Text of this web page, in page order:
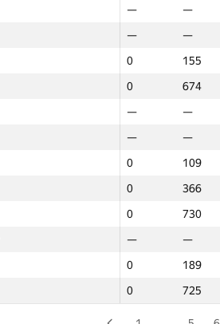
—
—
—
—
0
155
0
674
—
—
—
—
0
109
0
366
0
730
—
—
0
189
0 725
—
—
—
—
0
155
0
674
—
—
—
—
0
109
0
366
0
730
—
—
0
189
0 725